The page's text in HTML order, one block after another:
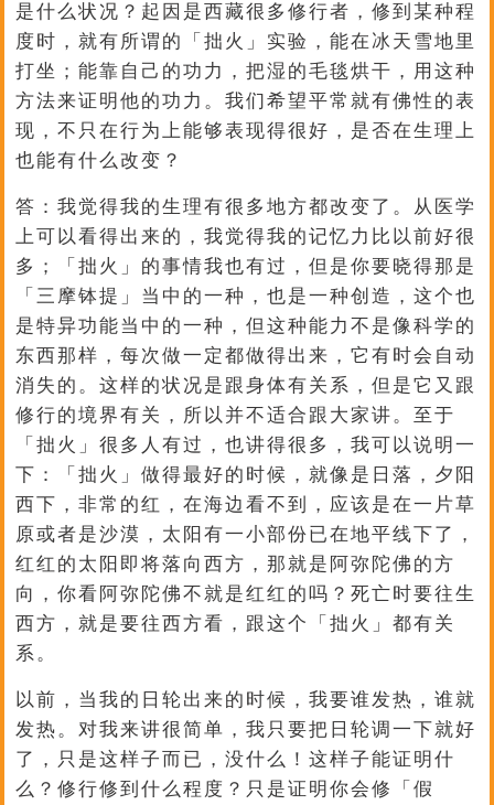
是什么状况？起因是西藏很多修行者，修到某种程
度时，就有所谓的「拙火」实验，能在冰天雪地里
打坐；能靠自己的功力，把湿的毛毯烘干，用这种
方法来证明他的功力。我们希望平常就有佛性的表
现，不只在行为上能够表现得很好，是否在生理上
也能有什么改变？
答：我觉得我的生理有很多地方都改变了。从医学
上可以看得出来的，我觉得我的记忆力比以前好很
多；「拙火」的事情我也有过，但是你要晓得那是
「三摩钵提」当中的一种，也是一种创造，这个也
是特异功能当中的一种，但这种能力不是像科学的
东西那样，每次做一定都做得出来，它有时会自动
消失的。这样的状况是跟身体有关系，但是它又跟
修行的境界有关，所以并不适合跟大家讲。至于
「拙火」很多人有过，也讲得很多，我可以说明一
下：「拙火」做得最好的时候，就像是日落，夕阳
西下，非常的红，在海边看不到，应该是在一片草
原或者是沙漠，太阳有一小部份已在地平线下了，
红红的太阳即将落向西方，那就是阿弥陀佛的方
向，你看阿弥陀佛不就是红红的吗？死亡时要往生
西方，就是要往西方看，跟这个「拙火」都有关
系。
以前，当我的日轮出来的时候，我要谁发热，谁就
发热。对我来讲很简单，我只要把日轮调一下就好
了，只是这样子而已，没什么！这样子能证明什
么？修行修到什么程度？只是证明你会修「假